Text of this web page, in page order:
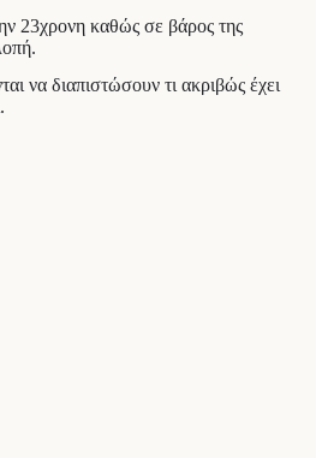
23χρονη καθώς σε βάρος της
να διαπιστώσουν τι ακριβώς έχει